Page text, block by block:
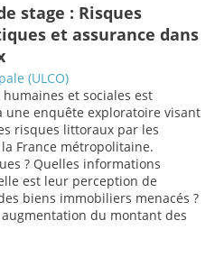
stage : Risques
et assurance dans
(ULCO)
et sociales est
enquête exploratoire visant
risques littoraux par les
France métropolitaine.
? Quelles informations
est leur perception de
biens immobiliers menacés ?
du montant des